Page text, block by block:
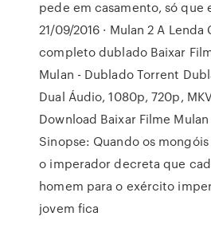
pede em casamento, só que
21/09/2016 · Mulan 2 A
completo dublado Baixar
Mulan - Dublado Torrent
Dual Áudio, 1080p, 720p,
Download Baixar Filme
Sinopse: Quando os
o imperador decreta que
homem para o exército
jovem fica